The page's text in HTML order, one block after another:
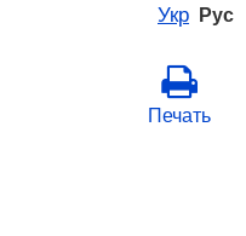
Укр Рус
Печать